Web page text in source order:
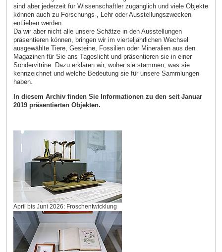
sind aber jederzeit für Wissenschaftler zugänglich und viele Objekte
können auch zu Forschungs-, Lehr oder Ausstellungszwecken
entliehen werden.
Da wir aber nicht alle unsere Schätze in den Ausstellungen
präsentieren können, bringen wir im vierteljährlichen Wechsel
ausgewählte Tiere, Gesteine, Fossilien oder Mineralien aus den
Magazinen für Sie ans Tageslicht und präsentieren sie in einer
Sondervitrine. Dazu erklären wir, woher sie stammen, was sie
kennzeichnet und welche Bedeutung sie für unsere Sammlungen
haben.
In diesem Archiv finden Sie Informationen zu den seit Januar
2019 präsentierten Objekten.
April bis Juni 2026: Froschentwicklung